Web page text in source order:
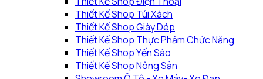
Thiết Kế Shop Túi Xách
Thiết Kế Shop Giày Dép
Thiết Kế Shop Thực Phẩm Chức Năng
Thiết Kế Shop Yến Sào
Thiết Kế Shop Nông Sản